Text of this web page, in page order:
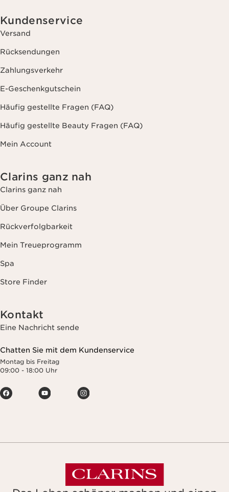
Kundenservice
Versand
Rücksendungen
Zahlungsverkehr
E-Geschenkgutschein
Häufig gestellte Fragen (FAQ)
Häufig gestellte Beauty Fragen (FAQ)
Mein Account
Clarins ganz nah
Clarins ganz nah
Über Groupe Clarins
Rückverfolgbarkeit
Mein Treueprogramm
Spa
Store Finder
Kontakt
Eine Nachricht sende
Chatten Sie mit dem Kundenservice
Montag bis Freitag
09:00 - 18:00 Uhr